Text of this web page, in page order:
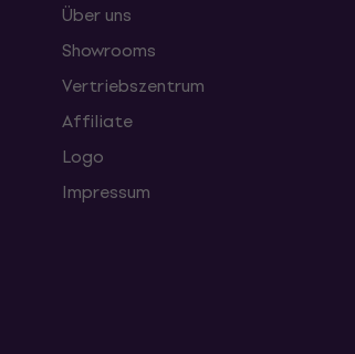
Über uns
Showrooms
Vertriebszentrum
Affiliate
Logo
Impressum